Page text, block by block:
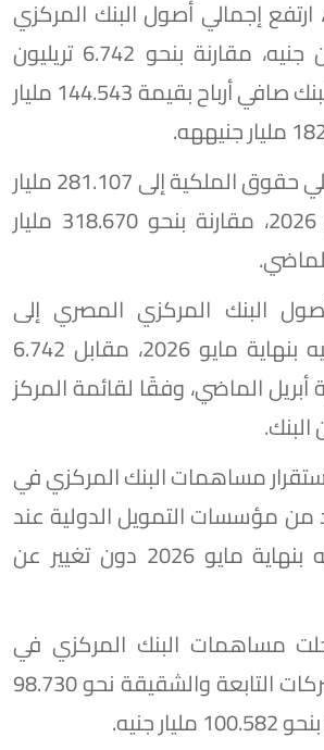
إجمالي أصول البنك المركزي
إلى 6.821 تريليون جنيه، مقارنة بنحو 6.742 تريليون
جنيه، كما حقق البنك صافي أرباح بقيمة 144.543 مليار
كما انخفض إجمالي حقوق الملكية إلى 281.107 مليار
جنيه بنهاية مايو 2026، مقارنة بنحو 318.670 مليار
البنك المركزي المصري إلى
6.821 تريليون جنيه بنهاية مايو 2026، مقابل 6.742
أبريل الماضي، وفقًا لقائمة المركز
مساهمات البنك المركزي في
مؤسسات التمويل الدولية عند
42.446 مليار جنيه بنهاية مايو 2026 دون تغيير عن
مساهمات البنك المركزي في
رؤوس أموال الشركات التابعة والشقيقة نحو 98.730
جنيه.